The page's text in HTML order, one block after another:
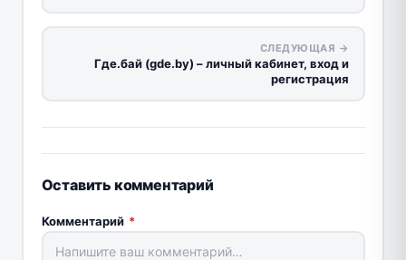
СЛЕДУЮЩАЯ →
Где.бай (gde.by) – личный кабинет, вход и
регистрация
Оставить комментарий
Комментарий *